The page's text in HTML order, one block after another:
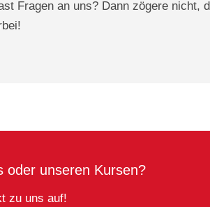
Fragen an uns? Dann zögere
oder unseren Kursen?
zu uns auf!